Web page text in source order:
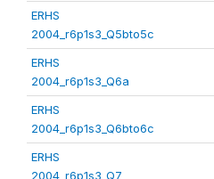
ERHS
2004_r6p1s3_Q5bto5c
ERHS
2004_r6p1s3_Q6a
ERHS
2004_r6p1s3_Q6bto6c
ERHS
2004_r6p1s3_Q7